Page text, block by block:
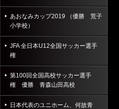
あおなみカップ2019 （優勝 荒子
小学校）
JFA 全日本U12全国サッカー選手
権
第100回全国高校サッカー選手
権 優勝 青森山田高校
日本代表のユニホーム、何故青